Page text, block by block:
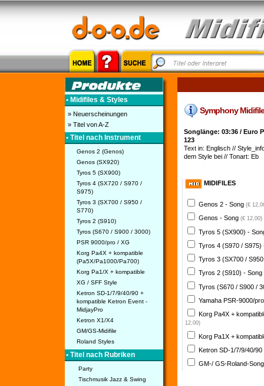
• Midifiles & Styles
» Neuerscheinungen
» Titel von A-Z
• Titel nach Instrument
Genos 2 (Genos)
Genos (SX920)
Tyros 5 (SX900)
Tyros 4 (SX720 / S970 /
S975)
Tyros 3 (SX700 / S950 /
S770)
Tyros 2 (S910)
Tyros (S670 / S900 / 3000)
PSR 9000/pro / XG
Korg Pa4X + kompatible
(Pa5X/Pa1000/Pa700)
Korg Pa1/X + kompatible
XG / SFF Style
Ketron SD-1/7/9/40/90 +
kompatible Ketron Event -
MidjayPro
Ketron X1/X4
GM/GS-Midifile
Roland Styles
• Titel nach Rubriken
Party
Tischmusik Jazz & Swing
Symphony
Songlänge: 03:36 / Euro
123
Text in: Englisch //
dem Style bei // Tonart: Eb
MIDIFILES
Genos 2 - Song (€
Genos - Song (€ 12,00)
Tyros 5 (SX900) -
Tyros 4 (S970 /
Tyros 3 (SX700 /
Tyros 2 (S910) - Song
Tyros (S670 / S900 /
Yamaha PSR-9000/
Korg Pa4X +
12,00)
Korg Pa1X +
Ketron SD-1/7/9/40/
GM-/ GS-Roland-